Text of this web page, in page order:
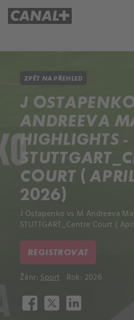
ZPĚT NA PŘEHLED
J
ANDREEVA
HIGHLIGHTS -
COURT (
2026)
J Ostapenko vs M Andreeva
STUTTGART_Centre Court (
REGISTROVAT
Žánr:Sport Rok: 2026